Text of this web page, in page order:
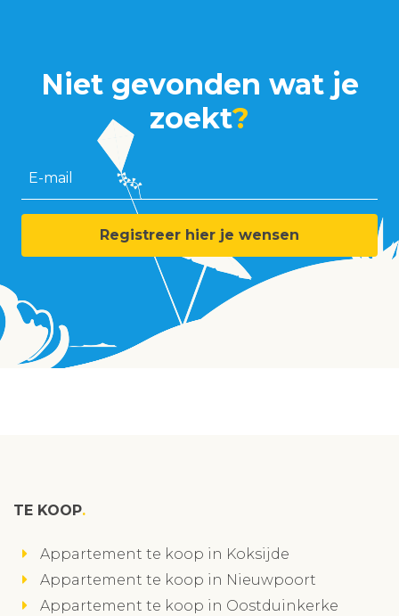
Niet gevonden wat je
zoekt?
E-mail
Registreer hier je wensen
TE KOOP
Appartement te koop in Koksijde
Appartement te koop in Nieuwpoort
Appartement te koop in Oostduinkerke